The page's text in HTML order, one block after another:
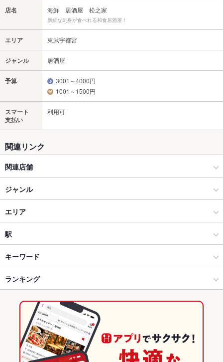
店名 海鮮 居酒屋 松之家
新鮮な刺身が食べれる和食居酒屋！
エリア 東武宇都宮
ジャンル 居酒屋
予算
3001～4000円
1001～1500円
スマート
支払い
利用可
関連リンク
関連店舗
Dining Lab π チーズ×パーティー×二次会×宴会 宇都宮店
串焼き串揚げ 居酒屋 串之家 小山店
Dining Lab π チーズ×パーティー×二次会×宴会 小山店
串焼き串揚げ居酒屋 串之家 宇都宮店（オリオン通り）
ジャンル
居酒屋
和風
海鮮
宇都宮 × 居酒屋
宇都宮 × 和風
宇都宮 × 海鮮
宇都宮駅 × 居酒屋
エリア
東武宇都宮
東武宇都宮 × 居酒屋
東武宇都宮 × 和風
東武宇都宮 × 海鮮
栃木 × 居酒屋
駅
宇都宮駅
東武宇都宮駅
キーワード
からあげ
チーズ天ぷら
ランキング
栃木のグルメランキング
栃木の居酒屋ランキング
宇都宮のグルメランキング